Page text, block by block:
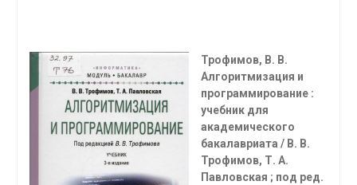
Трофимов, В. В.
Алгоритмизация и
программирование :
учебник для
академического
бакалавриата / В. В.
Трофимов, Т. А.
Павловская ; под ред.